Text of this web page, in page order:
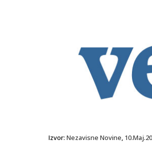
Izvor: Nezavisne Novine,